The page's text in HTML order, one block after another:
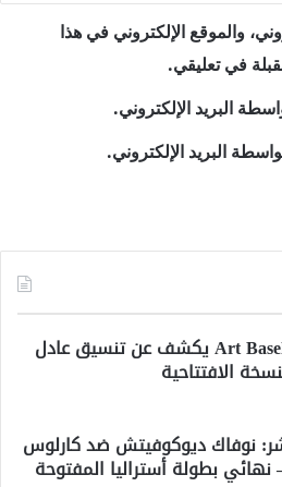
والموقع الإلكتروني في هذا
في تعليقي.
البريد الإلكتروني.
البريد الإلكتروني.
Art Basel Qatar يكشف عن تنسيق عادل
الافتتاحية
نوفاك ديوكوفيتش ضد كارلوس
– نهائي بطولة أستراليا المفتوحة